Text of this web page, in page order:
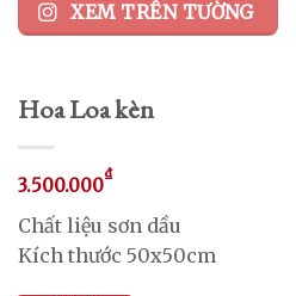
XEM TRÊN TƯỜNG
Hoa Loa kèn
3.500.000₫
Chất liệu sơn dầu
Kích thước 50x50cm